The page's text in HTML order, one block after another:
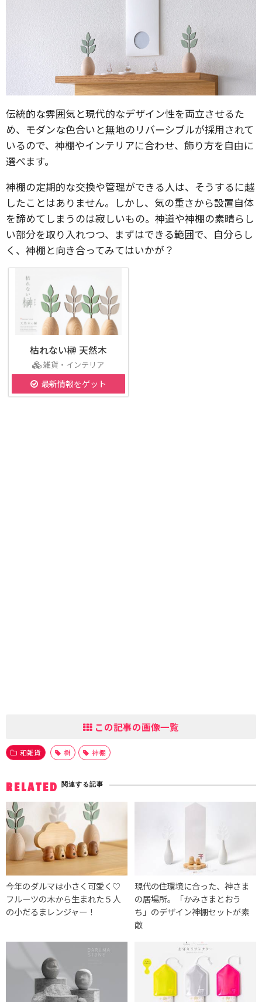
伝統的な雰囲気と現代的なデザイン性を両立させるた
め、モダンな色合いと無地のリバーシブルが採用されて
いるので、神棚やインテリアに合わせ、飾り方を自由に
選べます。
神棚の定期的な交換や管理ができる人は、そうするに越
したことはありません。しかし、気の重さから設置自体
を諦めてしまうのは寂しいもの。神道や神棚の素晴らし
い部分を取り入れつつ、まずはできる範囲で、自分らし
く、神棚と向き合ってみてはいかが？
枯れない榊 天然木
雑貨・インテリア
最新情報をゲット
この記事の画像一覧
和雑貨 榊 神棚
RELATED 関連する記事
今年のダルマは小さく可愛く♡
フルーツの木から生まれた５人
の小だるまレンジャー！
現代の住環境に合った、神さま
の居場所。「かみさまとおう
ち」のデザイン神棚セットが素
敵